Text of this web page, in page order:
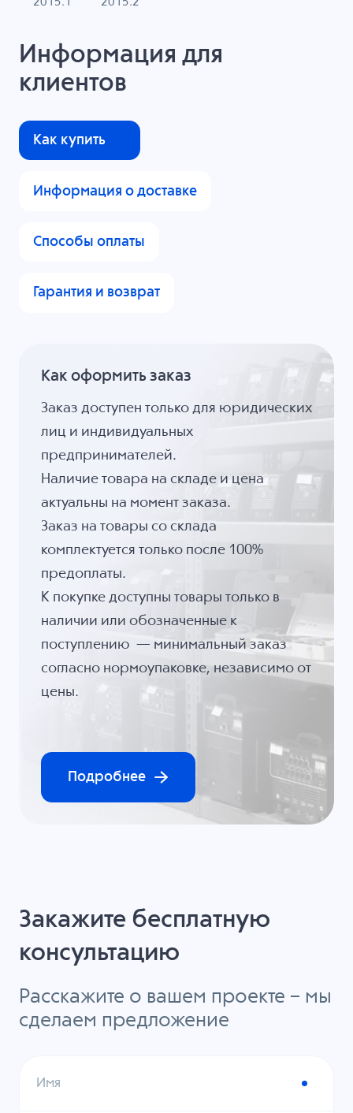
Информация для
клиентов
Как купить
Информация о доставке
Способы оплаты
Гарантия и возврат
Как оформить заказ
Заказ доступен только для юридических
лиц и индивидуальных
предпринимателей.
Наличие товара на складе и цена
актуальны на момент заказа.
Заказ на товары со склада
комплектуется только после 100%
предоплаты.
К покупке доступны товары только в
наличии или обозначенные к
поступлению — минимальный заказ
согласно нормоупаковке, независимо от
цены.
Подробнее
Закажите бесплатную
консультацию
Расскажите о вашем проекте – мы
сделаем предложение
Имя